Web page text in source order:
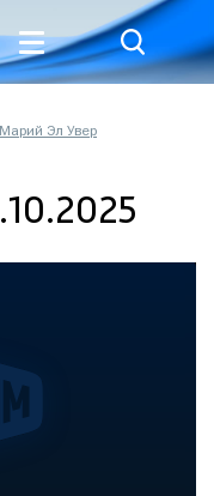
Марий Эл Увер